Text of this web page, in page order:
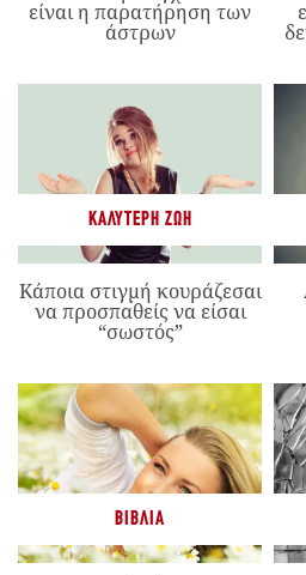
είναι η παρατήρηση των
άστρων
ΚΑΛΎΤΕΡΗ ΖΩΉ
Κάποια στιγμή κουράζεσαι
να προσπαθείς να είσαι
“σωστός”
ΒΙΒΛΊΑ